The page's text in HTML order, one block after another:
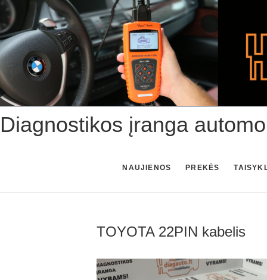
Skip
to
content
Diagnostikos įranga
NAUJIENOS PREKĖS
TOYOTA 22PIN kabelis